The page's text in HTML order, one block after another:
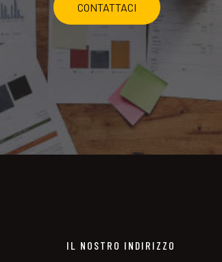
CONTATTACI
IL NOSTRO INDIRIZZO